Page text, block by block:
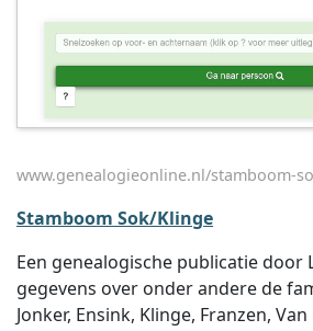
www.genealogieonline.nl/stamboom-
Stamboom Sok/Klinge
Een genealogische publicatie door
gegevens over onder andere de
Jonker, Ensink, Klinge, Franzen,